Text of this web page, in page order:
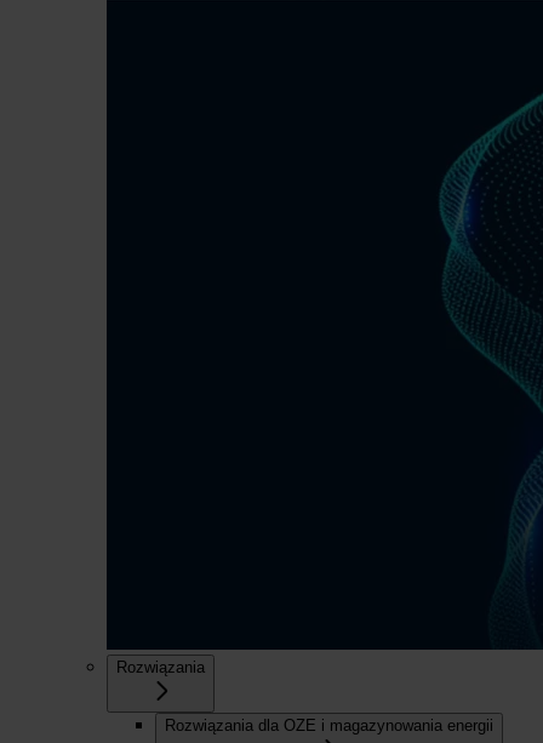
Rozwiązania
Rozwiązania dla OZE i magazynowania energii